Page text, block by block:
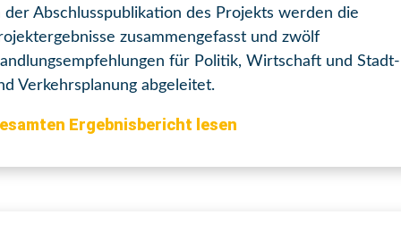
der Abschlusspublikation des Projekts werden die
zusammengefasst und zwölf
für Politik, Wirtschaft und Stadt-
Verkehrsplanung abgeleitet.
Ergebnisbericht lesen